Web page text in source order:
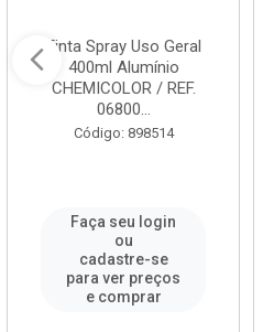
Tinta Spray Uso Geral
400ml Alumínio
CHEMICOLOR / REF.
06800...
Código: 898514
Faça seu login
ou
cadastre-se
para ver preços
e comprar